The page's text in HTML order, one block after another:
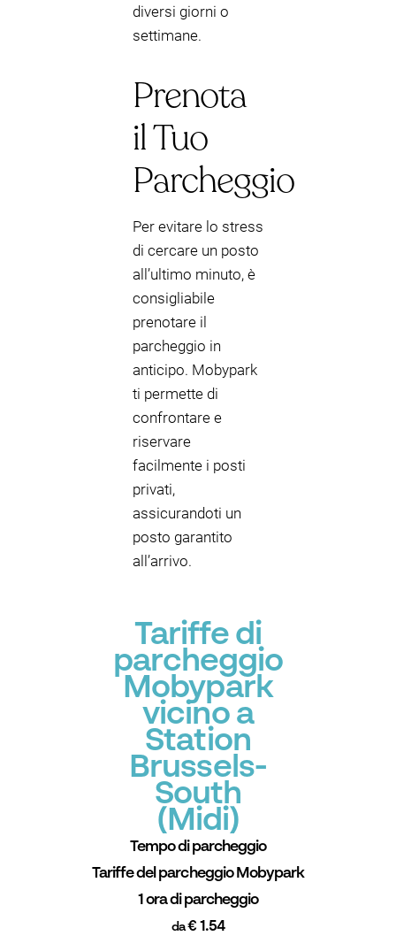
diversi giorni o
settimane.
Prenota
il Tuo
Parcheggio
Per evitare lo stress
di cercare un posto
all’ultimo minuto, è
consigliabile
prenotare il
parcheggio in
anticipo. Mobypark
ti permette di
confrontare e
riservare
facilmente i posti
privati,
assicurandoti un
posto garantito
all’arrivo.
Tariffe di
parcheggio
Mobypark
vicino a
Station
Brussels-
South
(Midi)
Tempo di parcheggio
Tariffe del parcheggio Mobypark
1 ora di parcheggio
da€ 1.54